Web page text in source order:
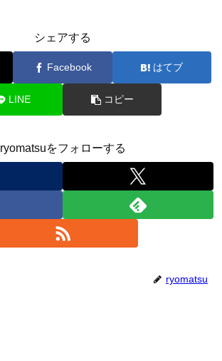
シェアする
Facebook はてブ
LINE コピー
ryomatsuをフォローする
ryomatsu